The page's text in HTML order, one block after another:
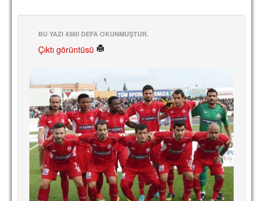
SPONSORLAR
TARİHÇE
TARİHİ BAŞARILAR
KUPA MAÇLARI
ESKi BAŞKANLAR
ESKİ HOCALAR
HAKKIMIZDA
MİSYON
BU YAZI 4380 DEFA OKUNMUŞTUR.
Çıktı görüntüsü